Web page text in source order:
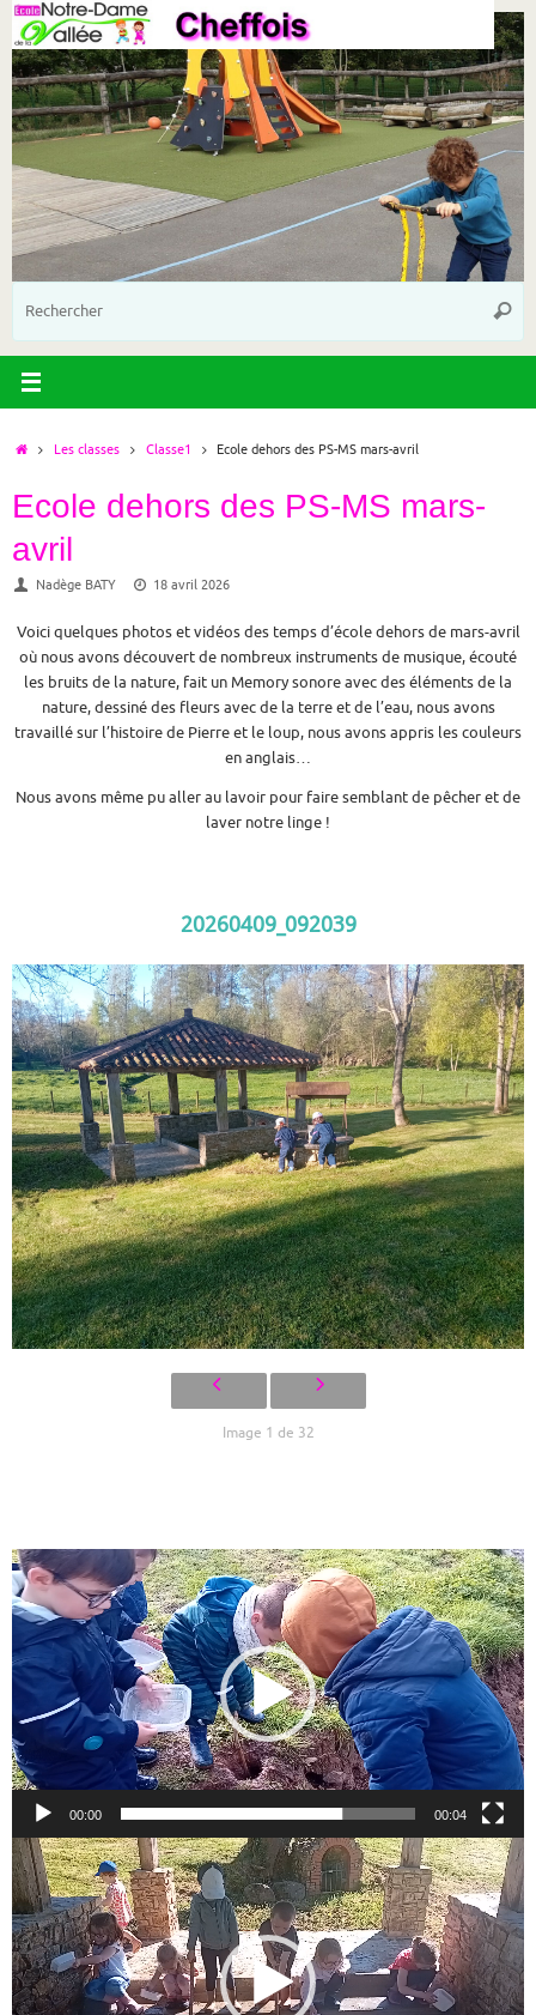
Passer
contenu
AccueilLes classes Classe1 Ecole dehors des PS-MS mars-avril
Ecole dehors des PS-MS mars-
avril
Nadège BATY 18 avril 2026
Voici quelques photos et vidéos des temps d’école dehors de mars-avril
où nous avons découvert de nombreux instruments de musique, écouté
les bruits de la nature, fait un Memory sonore avec des éléments de la
nature, dessiné des fleurs avec de la terre et de l’eau, nous avons
travaillé sur l’histoire de Pierre et le loup, nous avons appris les couleurs
en anglais…
Nous avons même pu aller au lavoir pour faire semblant de pêcher et de
laver notre linge !
20260409_092039
Image 1 de 32
Lecteur
vidéo
00:00 00:04
Lecteur
vidéo